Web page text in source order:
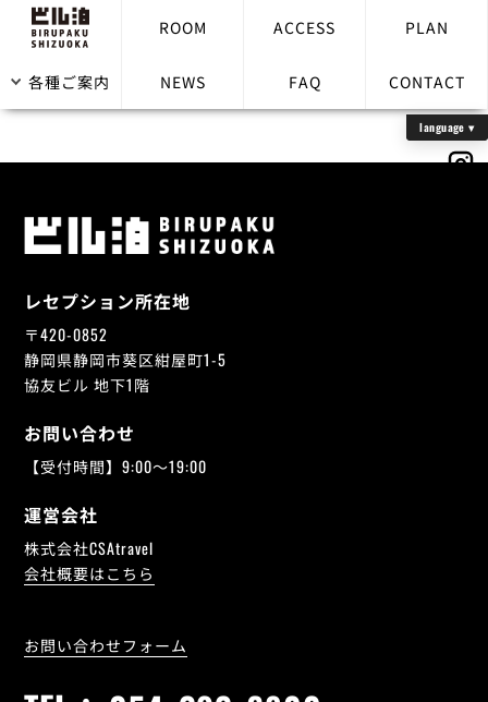
ROOM ACCESS PLAN
各種ご案内 NEWS FAQ CONTACT
部屋から荷物は送れますか？
レセプション所在地
〒420-0852
静岡県静岡市葵区紺屋町1-5
協友ビル 地下1階
お問い合わせ
【受付時間】9:00～19:00
運営会社
株式会社CSAtravel
会社概要はこちら
お問い合わせフォーム